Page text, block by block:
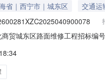
省｜西宁市｜城东区 交通运
贸城东区路面维修工程招标编
量工期/交货期/服务期1江苏九